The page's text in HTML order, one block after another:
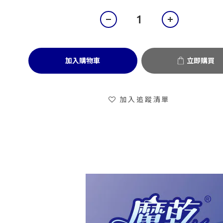
加入購物車 立即購買
加入追蹤清單